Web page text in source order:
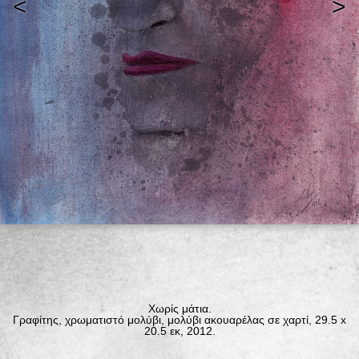
Χωρίς μάτια.
Γραφίτης, χρωματιστό μολύβι, μολύβι ακουαρέλας σε χαρτί, 29.5 x
20.5 εκ, 2012.
< >